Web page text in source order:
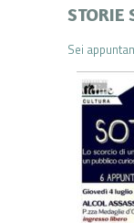
STORIE
Sei